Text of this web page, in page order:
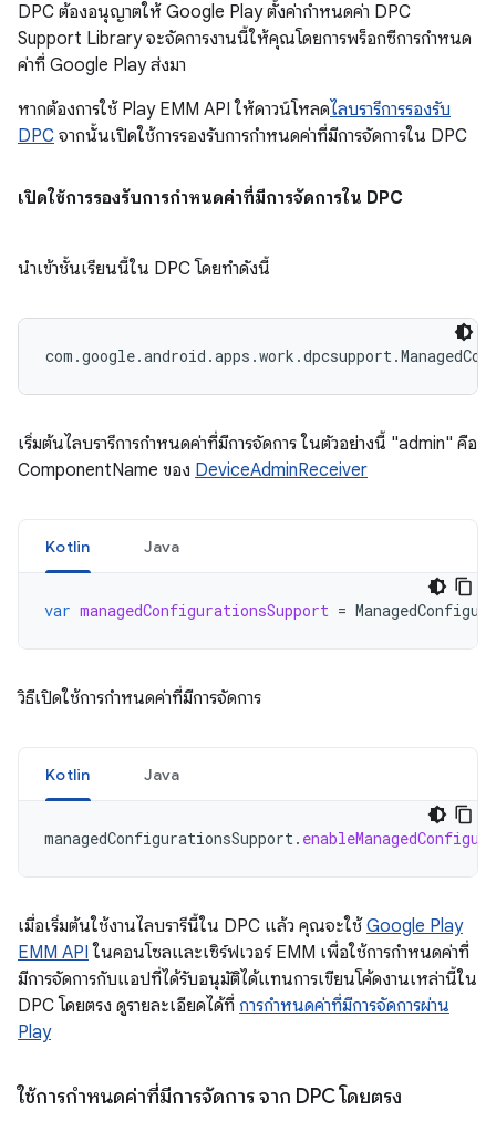
DPC ต้องอนุญาตให้ Google Play ตั้งค่ากำหนดค่า DPC
Support Library จะจัดการงานนี้ให้คุณโดยการพร็อกซีการกำหนด
ค่าที่ Google Play ส่งมา
หากต้องการใช้ Play EMM API ให้ดาวน์โหลดไลบรารีการรองรับ
DPC จากนั้นเปิดใช้การรองรับการกำหนดค่าที่มีการจัดการใน DPC
เปิดใช้การรองรับการกำหนดค่าที่มีการจัดการใน DPC
นำเข้าชั้นเรียนนี้ใน DPC โดยทำดังนี้
เริ่มต้นไลบรารีการกำหนดค่าที่มีการจัดการ ในตัวอย่างนี้ "admin" คือ
ComponentName ของ DeviceAdminReceiver
Kotlin Java
var managedConfigurationsSupport =
วิธีเปิดใช้การกำหนดค่าที่มีการจัดการ
Kotlin Java
managedConfigurationsSupport.
เมื่อเริ่มต้นใช้งานไลบรารีนี้ใน DPC แล้ว คุณจะใช้ Google Play
EMM API ในคอนโซลและเซิร์ฟเวอร์ EMM เพื่อใช้การกำหนดค่าที่
มีการจัดการกับแอปที่ได้รับอนุมัติได้แทนการเขียนโค้ดงานเหล่านี้ใน
DPC โดยตรง ดูรายละเอียดได้ที่ การกำหนดค่าที่มีการจัดการผ่าน
Play
ใช้การกำหนดค่าที่มีการจัดการ จาก DPC โดยตรง